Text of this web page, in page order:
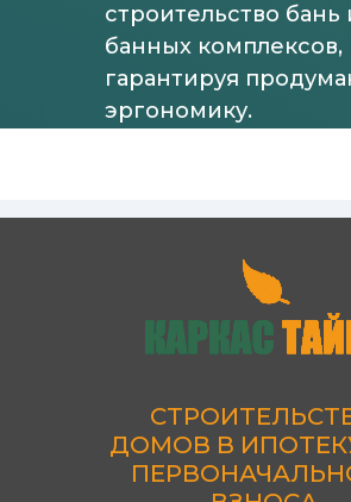
строительство бань
банных комплексов,
гарантируя
эргономику.
ДОМОВ В